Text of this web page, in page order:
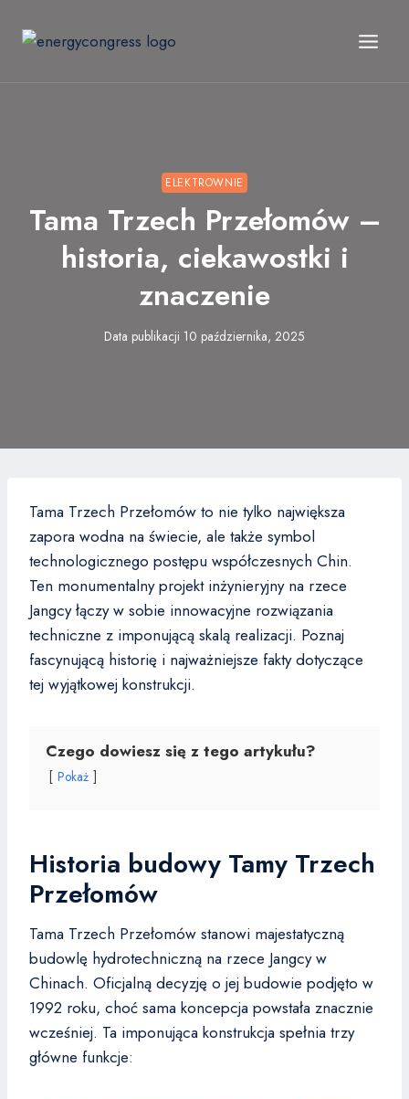
ELEKTROWNIE
Tama Trzech Przełomów –
historia, ciekawostki i
znaczenie
Data publikacji 10 października, 2025
Tama Trzech Przełomów to nie tylko największa
zapora wodna na świecie, ale także symbol
technologicznego postępu współczesnych Chin.
Ten monumentalny projekt inżynieryjny na rzece
Jangcy łączy w sobie innowacyjne rozwiązania
techniczne z imponującą skalą realizacji. Poznaj
fascynującą historię i najważniejsze fakty dotyczące
tej wyjątkowej konstrukcji.
Czego dowiesz się z tego artykułu?
Pokaż
Historia budowy Tamy Trzech
Przełomów
Tama Trzech Przełomów stanowi majestatyczną
budowlę hydrotechniczną na rzece Jangcy w
Chinach. Oficjalną decyzję o jej budowie podjęto w
1992 roku, choć sama koncepcja powstała znacznie
wcześniej. Ta imponująca konstrukcja spełnia trzy
główne funkcje: